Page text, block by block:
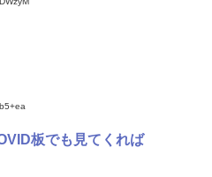
板でも見てくれば